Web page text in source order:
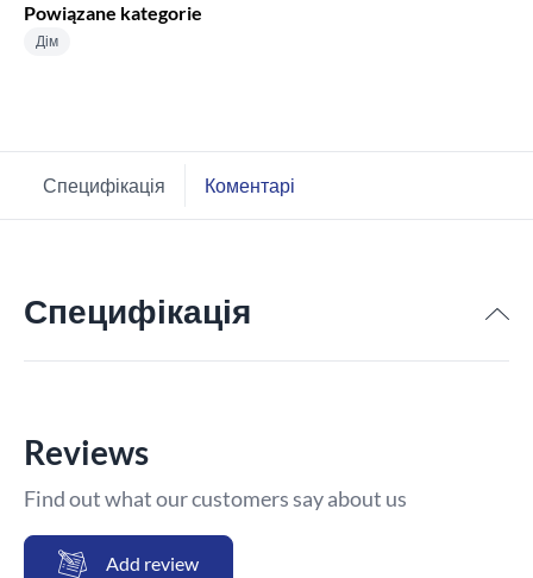
Powiązane kategorie
Дім
Специфікація Коментарі
Специфікація
Reviews
Find out what our customers say about us
Add review